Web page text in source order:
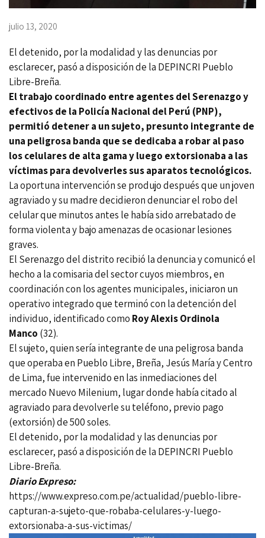
julio 13, 2020
El detenido, por la modalidad y las denuncias por
esclarecer, pasó a disposición de la DEPINCRI Pueblo
Libre-Breña.
El trabajo coordinado entre agentes del Serenazgo y
efectivos de la Policía Nacional del Perú (PNP),
permitió detener a un sujeto, presunto integrante de
una peligrosa banda que se dedicaba a robar al paso
los celulares de alta gama y luego extorsionaba a las
víctimas para devolverles sus aparatos tecnológicos.
La oportuna intervención se produjo después que un joven
agraviado y su madre decidieron denunciar el robo del
celular que minutos antes le había sido arrebatado de
forma violenta y bajo amenazas de ocasionar lesiones
graves.
El Serenazgo del distrito recibió la denuncia y comunicó el
hecho a la comisaria del sector cuyos miembros, en
coordinación con los agentes municipales, iniciaron un
operativo integrado que terminó con la detención del
individuo, identificado como Roy Alexis Ordinola
Manco (32).
El sujeto, quien sería integrante de una peligrosa banda
que operaba en Pueblo Libre, Breña, Jesús María y Centro
de Lima, fue intervenido en las inmediaciones del
mercado Nuevo Milenium, lugar donde había citado al
agraviado para devolverle su teléfono, previo pago
(extorsión) de 500 soles.
El detenido, por la modalidad y las denuncias por
esclarecer, pasó a disposición de la DEPINCRI Pueblo
Libre-Breña.
Diario Expreso:
https://www.expreso.com.pe/actualidad/pueblo-libre-
capturan-a-sujeto-que-robaba-celulares-y-luego-
extorsionaba-a-sus-victimas/